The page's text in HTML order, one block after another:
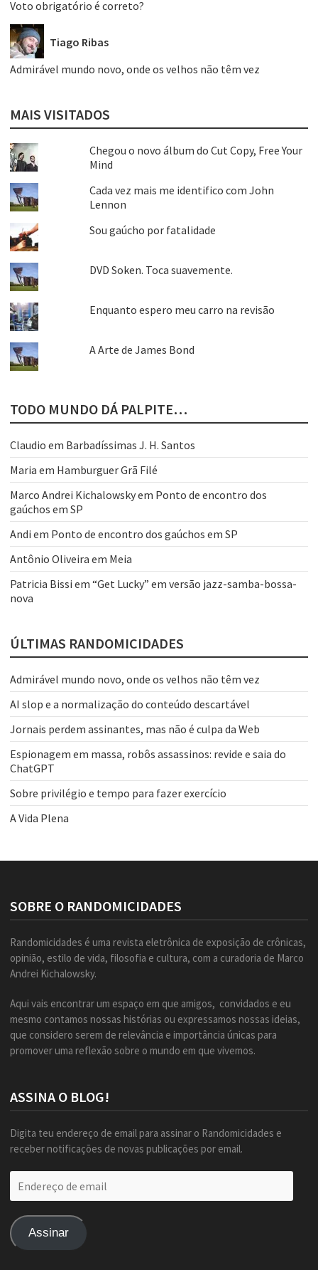
Voto obrigatório é correto?
Tiago Ribas
Admirável mundo novo, onde os velhos não têm vez
MAIS VISITADOS
Chegou o novo álbum do Cut Copy, Free Your
Mind
Cada vez mais me identifico com John
Lennon
Sou gaúcho por fatalidade
DVD Soken. Toca suavemente.
Enquanto espero meu carro na revisão
A Arte de James Bond
TODO MUNDO DÁ PALPITE…
Claudio em Barbadíssimas J. H. Santos
Maria em Hamburguer Grã Filé
Marco Andrei Kichalowskyem Ponto de encontro dos
gaúchos em SP
Andi em Ponto de encontro dos gaúchos em SP
Antônio Oliveira em Meia
Patricia Bissi em “Get Lucky” em versão jazz-samba-bossa-
nova
ÚLTIMAS RANDOMICIDADES
Admirável mundo novo, onde os velhos não têm vez
AI slop e a normalização do conteúdo descartável
Jornais perdem assinantes, mas não é culpa da Web
Espionagem em massa, robôs assassinos: revide e saia do
ChatGPT
Sobre privilégio e tempo para fazer exercício
A Vida Plena
SOBRE O RANDOMICIDADES
Randomicidades é uma revista eletrônica de exposição de crônicas,
opinião, estilo de vida, filosofia e cultura, com a curadoria de Marco
Andrei Kichalowsky.
Aqui vais encontrar um espaço em que amigos, convidados e eu
mesmo contamos nossas histórias ou expressamos nossas ideias,
que considero serem de relevância e importância únicas para
promover uma reflexão sobre o mundo em que vivemos.
ASSINA O BLOG!
Digita teu endereço de email para assinar o Randomicidades e
receber notificações de novas publicações por email.
de
Assinar